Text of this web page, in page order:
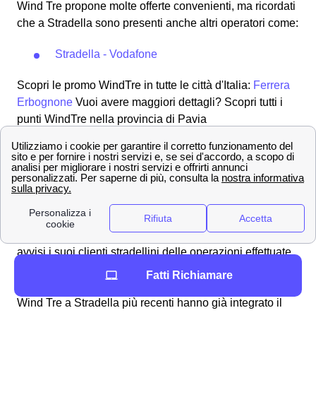
Wind Tre propone molte offerte convenienti, ma ricordati
che a Stradella sono presenti anche altri operatori come:
Stradella - Vodafone
Scopri le promo WindTre in tutte le città d'Italia: Ferrera
Erbognone Vuoi avere maggiori dettagli? Scopri tutti i
punti WindTre nella provincia di Pavia
Wind Tre a Stradella: tutti i servizi aggiuntivi
disponibili
serie di servizi aggiuntivi a sovrapprezzo detti VAS.
Come per esempio un servizio sms della banca che
avvisi i suoi clienti stradellini delle operazioni effettuate.
Per attivare e disattivare questi servizi normalmente è
Wind Tre a Stradella più recenti hanno già integrato il
Fatti Richiamare